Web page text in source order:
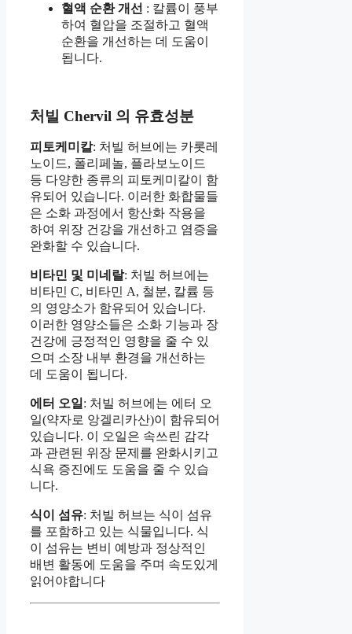
혈액 순환 개선 : 칼륨이 풍부
하여 혈압을 조절하고 혈액
순환을 개선하는 데 도움이
됩니다.
처빌 Chervil 의 유효성분
피토케미칼: 처빌 허브에는 카롯레
노이드, 폴리페놀, 플라보노이드
등 다양한 종류의 피토케미칼이 함
유되어 있습니다. 이러한 화합물들
은 소화 과정에서 항산화 작용을
하여 위장 건강을 개선하고 염증을
완화할 수 있습니다.
비타민 및 미네랄: 처빌 허브에는
비타민 C, 비타민 A, 철분, 칼륨 등
의 영양소가 함유되어 있습니다.
이러한 영양소들은 소화 기능과 장
건강에 긍정적인 영향을 줄 수 있
으며 소장 내부 환경을 개선하는
데 도움이 됩니다.
에터 오일 : 처빌 허브에는 에터 오
일(약자로 앙겔리카산)이 함유되어
있습니다. 이 오일은 속쓰린 감각
과 관련된 위장 문제를 완화시키고
식욕 증진에도 도움을 줄 수 있습
니다.
식이 섬유: 처빌 허브는 식이 섬유
를 포함하고 있는 식물입니다. 식
이 섬유는 변비 예방과 정상적인
배변 활동에 도움을 주며 속도있게
읽어야합니다